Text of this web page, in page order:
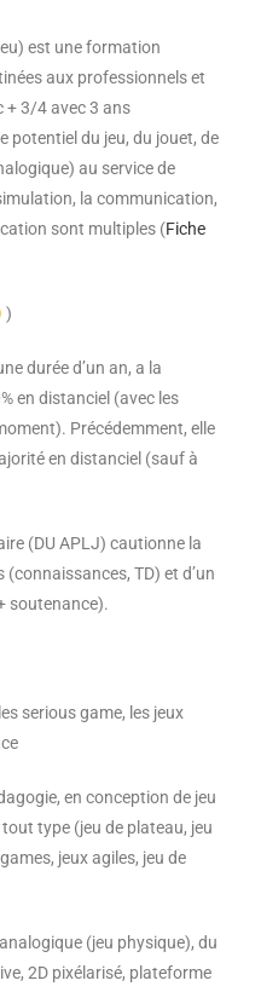
est une formation
aux professionnels et
+ 3/4 avec 3 ans
potentiel du jeu, du jouet, de
au service de
la communication,
sont multiples (Fiche
)
durée d’un an, a la
en distanciel (avec les
Précédemment, elle
en distanciel (sauf à
(DU APLJ) cautionne la
TD) et d’un
soutenance).
serious game, les jeux
en conception de jeu
type (jeu de plateau, jeu
jeux agiles, jeu de
(jeu physique), du
2D pixélarisé, plateforme